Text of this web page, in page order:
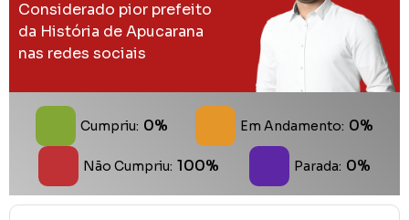
Considerado pior prefeito
da História de Apucarana
nas redes sociais
Cumpriu: 0% Em Andamento: 0%
Não Cumpriu: 100% Parada: 0%